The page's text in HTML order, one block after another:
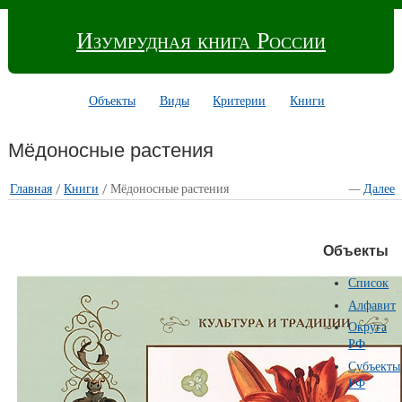
Изумрудная книга России
Объекты Виды Критерии Книги
Мёдоносные растения
Главная/ —Далее
Книги / Мёдоносные растения
Объекты
Список
Алфавит
Округа
РФ
Субъекты
РФ